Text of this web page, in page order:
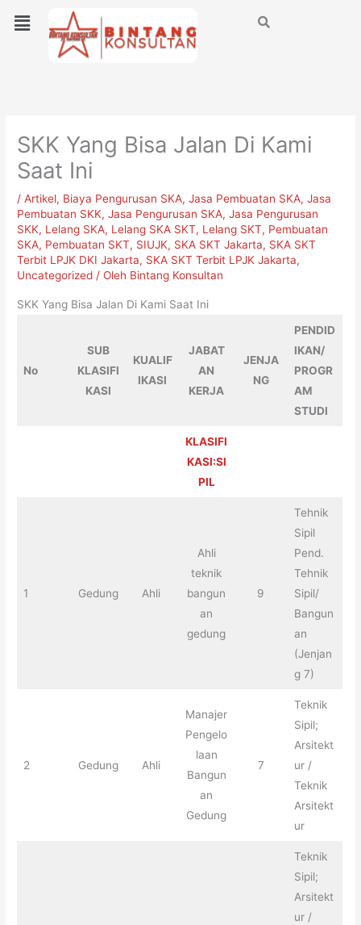
Menu
SKK Yang Bisa Jalan Di Kami
Saat Ini
/Artikel, Biaya Pengurusan SKA,Jasa Pembuatan SKA,Jasa
Pembuatan SKK,Jasa Pengurusan SKA,Jasa Pengurusan
SKK, Lelang SKA, Lelang SKA SKT, Lelang SKT, Pembuatan
SKA, Pembuatan SKT, SIUJK, SKA SKT Jakarta, SKA SKT
Terbit LPJK DKI Jakarta, SKA SKT Terbit LPJK Jakarta,
Uncategorized / Oleh Bintang Konsultan
SKK Yang Bisa Jalan Di Kami Saat Ini
No
SUB
KLASIFI
KASI
KUALIF
IKASI
JABAT
AN
KERJA
JENJA
NG
PENDID
IKAN/
PROGR
AM
STUDI
KLASIFI
KASI:SI
PIL
1 Gedung Ahli
Ahli
teknik
bangun
an
gedung
9
Tehnik
Sipil
Pend.
Tehnik
Sipil/
Bangun
an
(Jenjan
g 7)
2 Gedung Ahli
Manajer
Pengelo
laan
Bangun
an
Gedung
7
Teknik
Sipil;
Arsitekt
ur /
Teknik
Arsitekt
ur
Teknik
Sipil;
Arsitekt
ur /